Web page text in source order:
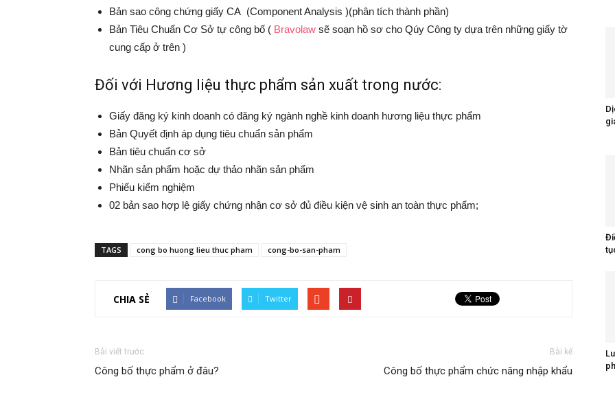
Bản sao công chứng giấy CA (Component Analysis )(phân tích thành phần)
Bản Tiêu Chuẩn Cơ Sở tự công bố ( Bravolaw sẽ soạn hồ sơ cho Qúy Công ty dựa trên những giấy tờ
cung cấp ở trên )
Đối với Hương liệu thực phẩm sản xuất trong nước:
Giấy đăng ký kinh doanh có đăng ký ngành nghề kinh doanh hương liệu thực phẩm
Bản Quyết định áp dụng tiêu chuẩn sản phẩm
Bản tiêu chuẩn cơ sở
Nhãn sản phẩm hoặc dự thảo nhãn sản phẩm
Phiếu kiểm nghiệm
02 bản sao hợp lệ giấy chứng nhận cơ sở đủ điều kiện vệ sinh an toàn thực phẩm;
TAGS cong bo huong lieu thuc pham cong-bo-san-pham
CHIA SẺ Facebook Twitter
Bài viết trước
Công bố thực phẩm ở đâu?
Bài kế
Công bố thực phẩm chức năng nhập khẩu